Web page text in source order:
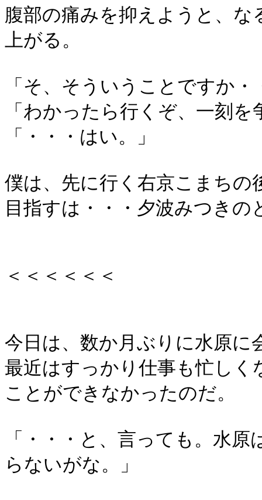
腹部の痛みを抑えようと、
上がる。
「そ、そういうことですか・
「わかったら行くぞ、一刻を
「・・・はい。」
僕は、先に行く右京こまちの
目指すは・・・夕波みつきの
＜＜＜＜＜＜
今日は、数か月ぶりに水原
最近はすっかり仕事も忙し
ことができなかったのだ。
「・・・と、言っても。水
らないがな。」